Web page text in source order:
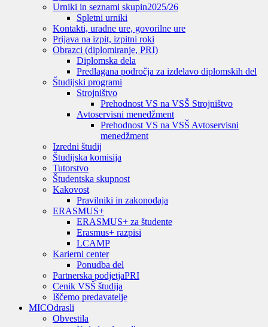
Urniki in seznami skupin2025/26
Spletni urniki
Kontakti, uradne ure, govorilne ure
Prijava na izpit, izpitni roki
Obrazci (diplomiranje, PRI)
Diplomska dela
Predlagana področja za izdelavo diplomskih del
Študijski programi
Strojništvo
Prehodnost VS na VSŠ Strojništvo
Avtoservisni menedžment
Prehodnost VS na VSŠ Avtoservisni
menedžment
Izredni študij
Študijska komisija
Tutorstvo
Študentska skupnost
Kakovost
Pravilniki in zakonodaja
ERASMUS+
ERASMUS+ za študente
Erasmus+ razpisi
LCAMP
Karierni center
Ponudba del
Partnerska podjetjaPRI
Cenik VSŠ študija
Iščemo predavatelje
MICOdrasli
Obvestila